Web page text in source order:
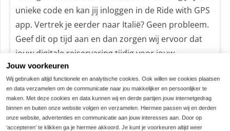
Jouw voorkeuren
Wij gebruiken altijd functionele en analytische cookies. Ook willen we cookies plaatsen
en data verzamelen om de communicatie naar jou makkelijker en persoonlijker te
maken. Met deze cookies en data kunnen wij en derde partijen jouw internetgedrag
binnen en buiten onze website volgen en verzamelen. Hiermee passen wij en derden
onze website, advertenties en communicatie aan jouw interesses aan. Door op
‘accepteren’ te klikken ga je hiermee akkoord. Je kunt je voorkeuren altijd weer
unieke code en kan jij inloggen in de Ride with GPS
app. Vertrek je eerder naar Italië? Geen probleem.
Geef dit op tijd aan en dan zorgen wij ervoor dat
jouw digitale reiservaring tijdig voor jouw
klaarstaat.